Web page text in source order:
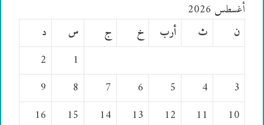
أغسطس 2026
ن
ث أرب خ ج س
د
1
2
3
4
5
6
7
8
9
10
11
12
13
14
15
16